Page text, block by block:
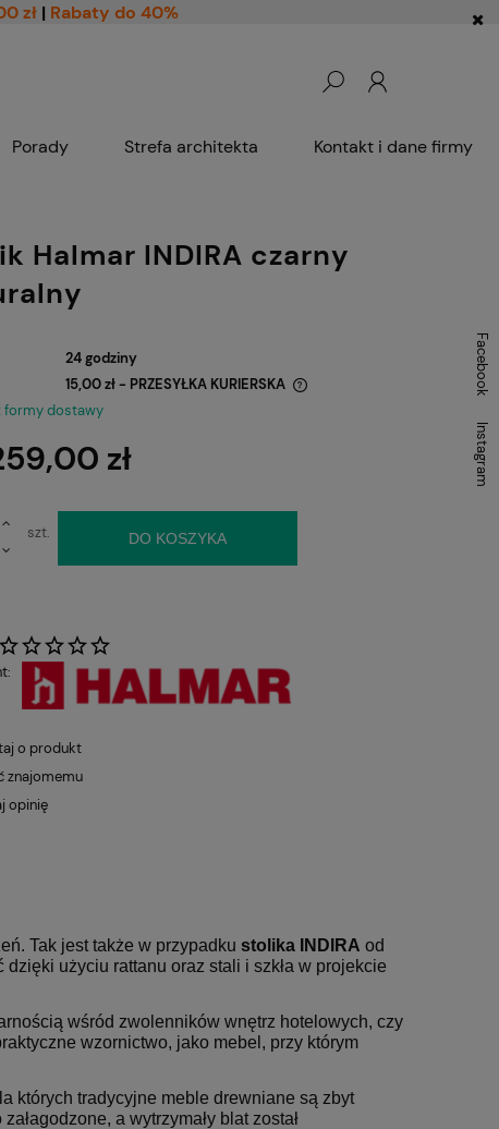
zł | Rabaty do 40%
Porady Strefa architekta Kontakt i dane firmy
Halmar INDIRA czarny
24 godziny
15,00 zł - PRZESYŁKA KURIERSKA
płatności
formy dostawy
zł
szt. DO KOSZYKA
o produkt
znajomemu
opinię
Tak jest także w przypadku stolika INDIRA od
użyciu rattanu oraz stali i szkła w projekcie
wśród zwolenników wnętrz hotelowych, czy
wzornictwo, jako mebel, przy którym
których tradycyjne meble drewniane są zbyt
a wytrzymały blat został
Facebook
Instagram